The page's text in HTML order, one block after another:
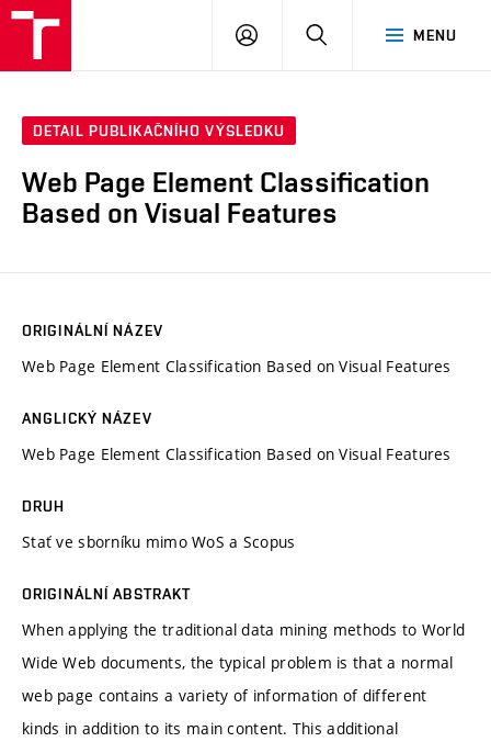
MENU
PŘIHLÁSIT
DETAIL PUBLIKAČNÍHO VÝSLEDKU
Web Page Element Classification
Based on Visual Features
ORIGINÁLNÍ NÁZEV
Web Page Element Classification Based on Visual Features
ANGLICKÝ NÁZEV
Web Page Element Classification Based on Visual Features
DRUH
Stať ve sborníku mimo WoS a Scopus
ORIGINÁLNÍ ABSTRAKT
When applying the traditional data mining methods to World
Wide Web documents, the typical problem is that a normal
web page contains a variety of information of different
kinds in addition to its main content. This additional